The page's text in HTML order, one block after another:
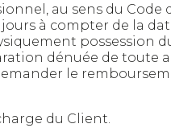
au sens du
à compter de la
possession
dénuée de
le
du Client.